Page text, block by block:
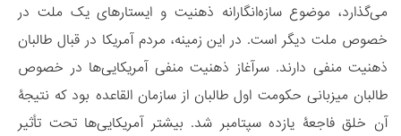
می‌گذارد، موضوع سازه‌انگارانه ذهنیت و ایستارهای یک ملت در
خصوص ملت دیگر است. در این زمینه، مردم آمریکا در قبال طالبان
ذهنیت منفی دارند. سرآغاز ذهنیت منفی آمریکایی‌ها در خصوص
طالبان میزبانی حکومت اول طالبان از سازمان القاعده بود که نتیجۀ
آن خلق فاجعۀ یازده سپتامبر شد. بیشتر آمریکایی‌ها تحت تأثیر